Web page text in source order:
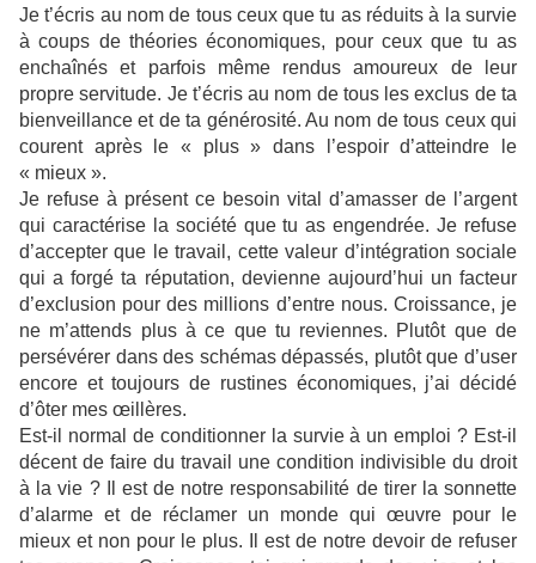
Je t’écris au nom de tous ceux que tu as réduits à la survie
à coups de théories économiques, pour ceux que tu as
enchaînés et parfois même rendus amoureux de leur
propre servitude. Je t’écris au nom de tous les exclus de ta
bienveillance et de ta générosité. Au nom de tous ceux qui
courent après le « plus » dans l’espoir d’atteindre le
« mieux ».
Je refuse à présent ce besoin vital d’amasser de l’argent
qui caractérise la société que tu as engendrée. Je refuse
d’accepter que le travail, cette valeur d’intégration sociale
qui a forgé ta réputation, devienne aujourd’hui un facteur
d’exclusion pour des millions d’entre nous. Croissance, je
ne m’attends plus à ce que tu reviennes. Plutôt que de
persévérer dans des schémas dépassés, plutôt que d’user
encore et toujours de rustines économiques, j’ai décidé
d’ôter mes œillères.
Est-il normal de conditionner la survie à un emploi ? Est-il
décent de faire du travail une condition indivisible du droit
à la vie ? Il est de notre responsabilité de tirer la sonnette
d’alarme et de réclamer un monde qui œuvre pour le
mieux et non pour le plus. Il est de notre devoir de refuser